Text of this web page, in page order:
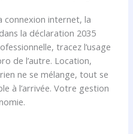
connexion internet, la
la déclaration 2035
tracez l’usage
de l’autre. Location,
ne se mélange, tout se
à l’arrivée. Votre gestion